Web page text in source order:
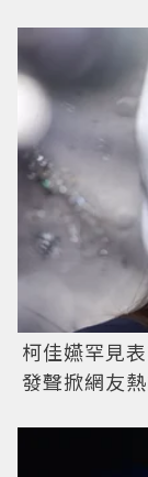
柯佳嬿罕見
發聲掀網友